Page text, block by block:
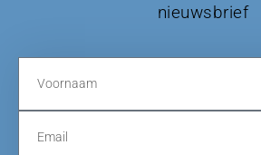
nieuwsbrief